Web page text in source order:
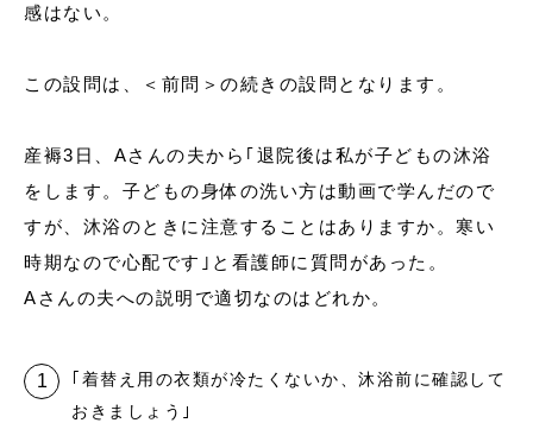
感はない。
この設問は、＜前問＞の続きの設問となります。
産褥3日、Aさんの夫から｢退院後は私が子どもの沐浴
をします。子どもの身体の洗い方は動画で学んだので
すが、沐浴のときに注意することはありますか。寒い
時期なので心配です｣と看護師に質問があった。
Aさんの夫への説明で適切なのはどれか。
｢着替え用の衣類が冷たくないか、沐浴前に確認して
おきましょう｣